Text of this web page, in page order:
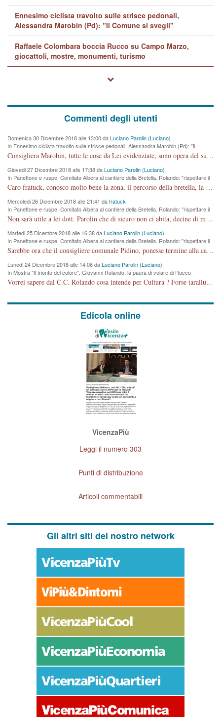
Ennesimo ciclista travolto sulle strisce pedonali,
Alessandra Marobin (Pd): "il Comune si svegli"
Raffaele Colombara boccia Rucco su Campo Marzo,
giocattoli, mostre, monumenti, turismo
Commenti degli utenti
Domenica 30 Dicembre 2018 alle 13:00 daLuciano Parolin (Luciano)
In Ennesimo ciclista travolto sulle strisce pedonali, Alessandra Marobin (Pd): "il
Comune si svegli"
Consigliera Marobin, tutte le cose da Lei evidenziate, sono opera del suo ex Assessore e compagno di Partito Antonio Marco Dalla Pozza Assessore alla "progettazione" di piste ciclabili e altre porcherie. A lui manderei il conto da saldare per incidenti e danni alle persone. E' ora che "finiamola." Avete perso rassegnatevi. qui IL SINDACO RUCCO NON C'ENTRA PER NIENTE. CAPITO!!!!!!!! Amen.
Giovedi 27 Dicembre 2018 alle 17:38 daLuciano Parolin (Luciano)
In Panettone e ruspe, Comitato Albera al cantiere della Bretella. Rolando: "rispettare il
cronoprogramma"
Caro fratuck, conosco molto bene la zona, il percorso della bretella, la situazione dei cittadini, abito in Viale Trento. A partire dal 2003 ho partecipato al Comitato di Maddalene pro bretella, e a riunioni propositive per apportare modifiche al progetto. Numerose mie foto del territorio sono arrivate a Roma, altri miei interventi (non graditi dalla Sx) sono stati pubblicati dal GdV, assieme ad altri come Ciro Asproso, ora favorevole alla bretella. Ho partecipato alla raccolta firme per la chiusura della strada x 5 giorni eseguita dal Sindaco Hullwech per sforamento 180 Micro/g. Pertanto come impegno per la tematica sono apposto con la coscienza. Ora il Progetto è partito, fine! Voglio dire che la nuova Giunta "comunale" non c'entra più. L'opera sarà "malauguratamente" eseguita, ma non con il mio placet. Il Consigliere Comunale dovrebbe capire che la campagna elettorale è finita, con buona pace di tutti. Quello che invece dovrebbe interessare è la proprietà della strada, dall'uscita autostradale Ovest, sino alla Rotatoria dell'Albara, vi sono tre possessori: Autostrade SpA; La Provincia, il Comune. Come la mettiamo per il futuro ? I costi, da 50 sono saliti a 100 milioni di € come dire 20 milioni a KM (!) da non credere. Comunque si farà. Ma nessuno canti Vittoria, anzi meglio non farne un ulteriore fatto "partitico" per questioni elettorali o di seggio. Se mi manda la sua mail, sono disponibile ad inviare i documenti e le foto sopra descritte. Con ossequi, Luciano Parolin
Mercoledi 26 Dicembre 2018 alle 21:41 dafratuck
In Panettone e ruspe, Comitato Albera al cantiere della Bretella. Rolando: "rispettare il
cronoprogramma"
Non sarà utile a lei dott. Parolin che di sicuro non ci abita, decine di migliaia di TIR, automobili e padroncini che passano quotidianamente per una strada appena rotabile, non è più possibile stendere i panni, attraversare la strada senza rischiare la morte, le case stanno crepando, i tempi sono cambiati e la bretella non passerà assolutamente per maddalene (ma cosa sta a dire?!), dia invece responsabilità a chi ha costruito tagliando la strada che doveva invece terminare a isola vicentina e non al moracchino lasciando Motta di Costabissara ancora in panne di traffico. I tempi sono cambiati dottore e se l'anagrafe della vita stagna nell'essere umano impressioni conservatrici, la società non le considera perchè va avanti, si industrializza e ha bisogno di infrastrutture e di sviluppo. Ultima considerazione, se è geloso di Rolando perchè vede in lui solo campagne politiche mentre si difendono i SOLI diritti dei cittadini, la preghiamo faccia considerazioni più appropriate. Saluti e complimenti per i suoi scritti.
Martedi 25 Dicembre 2018 alle 16:38 daLuciano Parolin (Luciano)
In Panettone e ruspe, Comitato Albera al cantiere della Bretella. Rolando: "rispettare il
cronoprogramma"
Sarebbe ora che il consigliere comunale Pidino, ponesse termine alla campagna elettorale nel territorio del suo seggio Villaggio del Sole. La tiraca è iniziata, distruggerà 6 km di prateria ovest della città, ricca di fonti e sorgenti d'acqua. I cittadini di Maddalene non avranno più Pace la notte. Molta colpa per la costruzione di questa Strada è proprio del signor Rolando,dei suoi gazebo mobili e che vuol far passare questa opera VANDALICA come progetto "utile" a chi ? Non è cosa seria sig. Rolando!
Lunedi 24 Dicembre 2018 alle 14:06 daLuciano Parolin (Luciano)
In Mostra "Il trionfo del colore", Giovanni Rolando: la paura di volare di Rucco
Vorrei sapere dal C.C. Rolando cosa intende per Cultura ? Forse tarallucci, vino e sagre, o spaghetti tricolori del PD ? Il continuo (s)parlare della mostra a Palazzo Chiericati caro consigliere DANNEGGIA FORTEMENTE l'immagine della città TUTTA e fa deviare i consensi che in RUSSIA (badi bene ex U.R.S.S.) sono ECCELLENTI. A livello artistico l'evento è di alta Valenza culturale, COMPITO di Tutta la Cittadinanza fare il possibile per propagandare l'iniziativa senza farne UN CASO PARTITICO come fa Lei da sempre. Meno Gazebo + Partecipazione! E così sia. Amen.
Edicola online
VicenzaPiù
Leggi il numero 303
Punti di distribuzione
Articoli commentabili
Gli altri siti del nostro network